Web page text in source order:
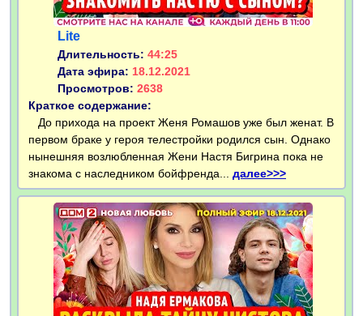
Lite
Длительность: 44:25
Дата эфира: 18.12.2021
Просмотров: 2638
Краткое содержание:
До прихода на проект Женя Ромашов уже был женат. В
первом браке у героя телестройки родился сын. Однако
нынешняя возлюбленная Жени Настя Бигрина пока не
знакома с наследником бойфренда... далее>>>